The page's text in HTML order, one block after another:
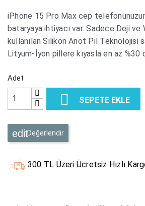
iPhone 15 Pro Max cep
bataryaya ihtiyacı var. Sadece Deji ve
kullanılan Silikon Anot Pil Teknolojisi
Lityum-İyon pillere kıyasla en az %30
Adet
 SEPETE EKLE
Değerlendir
300 TL Üzeri Ücretsiz Hızlı